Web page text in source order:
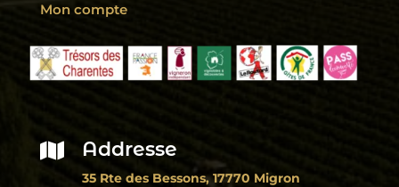
Mon compte
 Addresse
35 Rte des Bessons, 17770 Migron